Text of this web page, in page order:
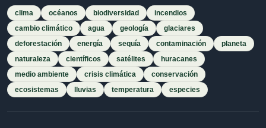
clima océanos biodiversidad
incendios
cambio climático
agua geología
glaciares
deforestación
energía sequía contaminación
planeta
naturaleza
científicos satélites
huracanes
medio ambiente
crisis climática
conservación
ecosistemas
lluvias temperatura especies